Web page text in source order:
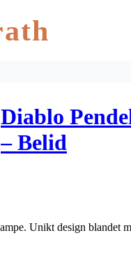
Diablo
– Belid
Unikt design blandet